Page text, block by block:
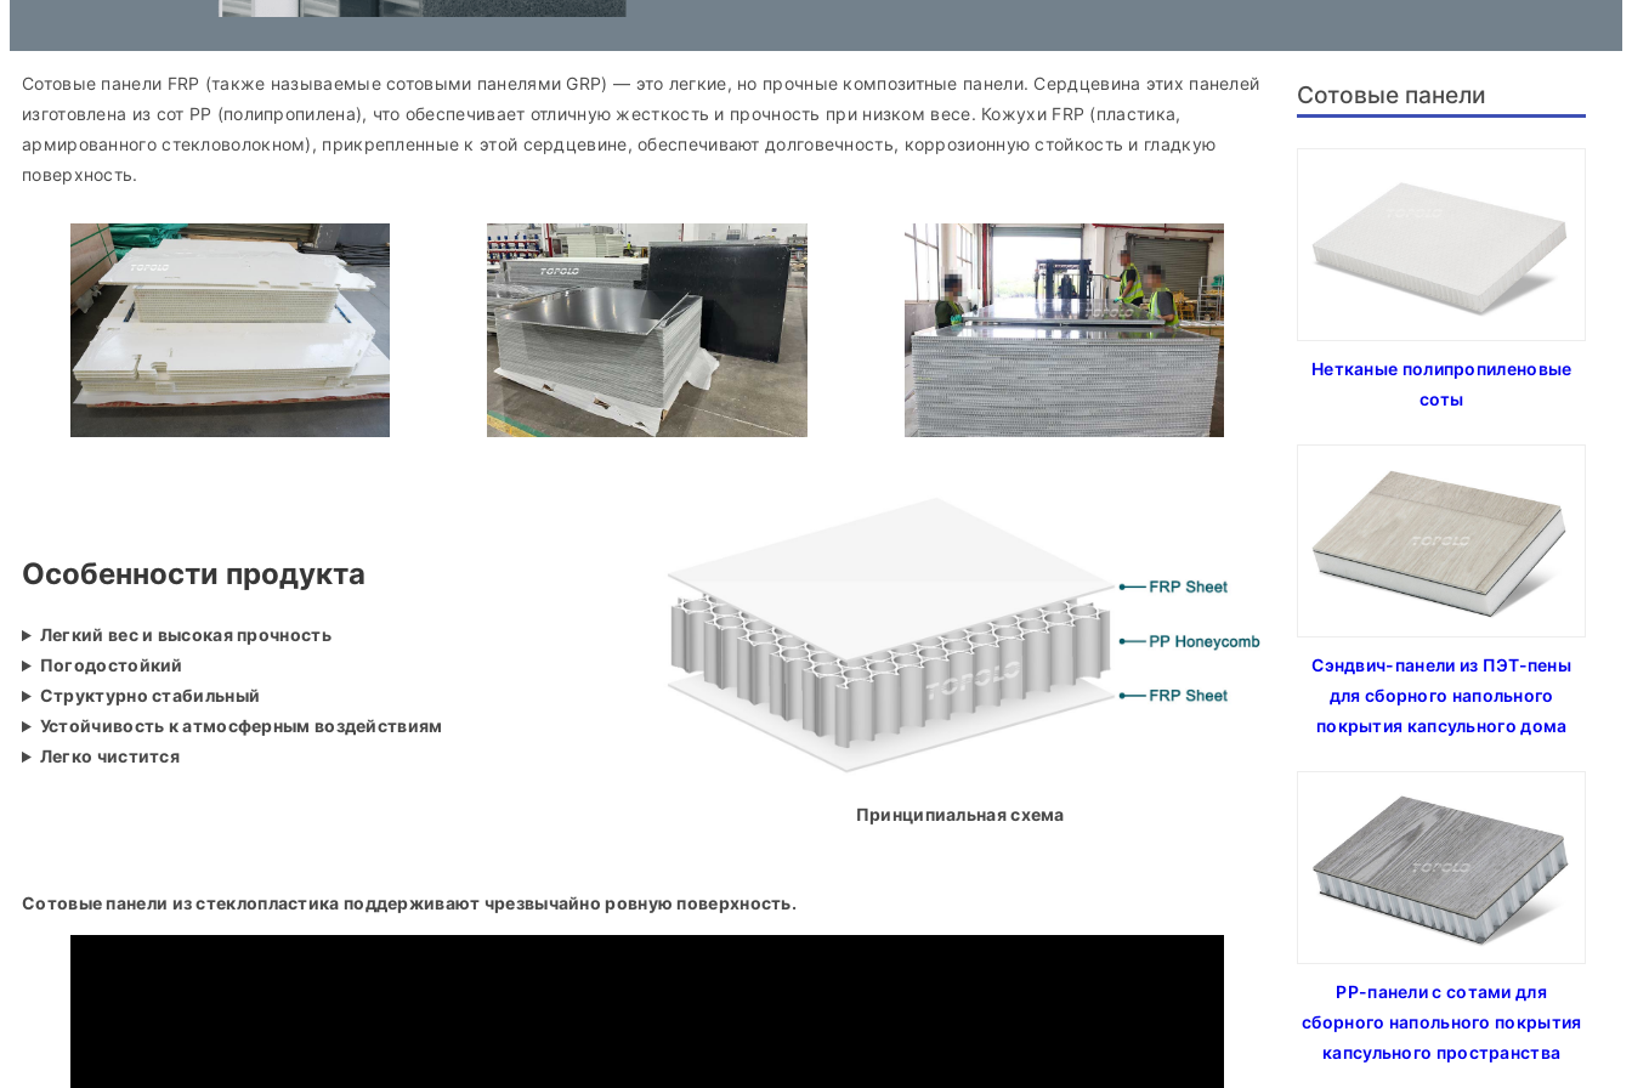
Сотовые панели FRP (также называемые сотовыми панелями GRP) — это легкие, но прочные композитные панели. Сердцевина этих панелей
изготовлена ​​из сот PP (полипропилена), что обеспечивает отличную жесткость и прочность при низком весе. Кожухи FRP (пластика,
армированного стекловолокном), прикрепленные к этой сердцевине, обеспечивают долговечность, коррозионную стойкость и гладкую
поверхность.
Особенности продукта
Легкий вес и высокая прочность
Погодостойкий
Структурно стабильный
Устойчивость к атмосферным воздействиям
Легко чистится
Принципиальная схема
Сотовые панели из стеклопластика поддерживают чрезвычайно ровную поверхность.
Сотовые панели
Нетканые полипропиленовые
соты
Сэндвич-панели из ПЭТ-пены
для сборного напольного
покрытия капсульного дома
PP-панели с сотами для
сборного напольного покрытия
капсульного пространства